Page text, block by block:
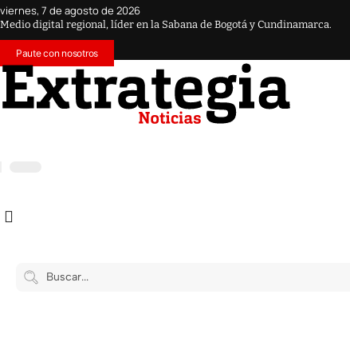
viernes, 7 de agosto de 2026
Medio digital regional, líder en la Sabana de Bogotá y Cundinamarca.
Paute con nosotros